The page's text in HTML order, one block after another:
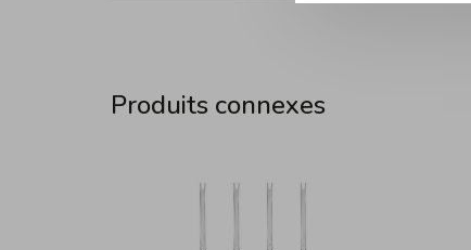
Produits connexes